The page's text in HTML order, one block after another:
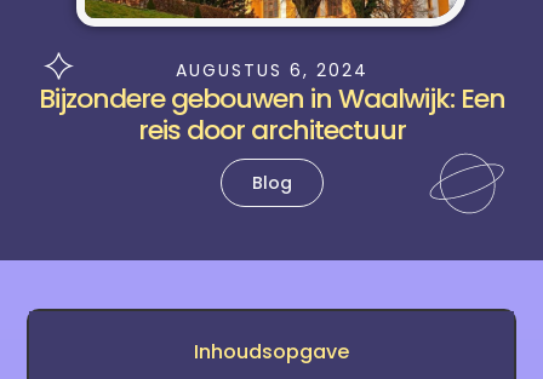
AUGUSTUS 6, 2024
Bijzondere gebouwen in Waalwijk: Een
reis door architectuur
Blog
Inhoudsopgave